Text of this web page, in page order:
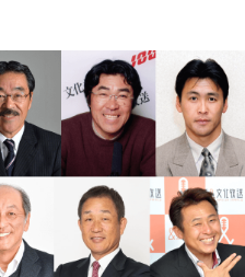
田圭吾率いるCorneliusの登場
、ステージの白い幕に映し
まるのかと思わず息を呑
ンバーたちの装いは黒を基
吾はいつものサングラスを
イ、黒いパンツといった追
ーボード、ギターに堀江博
グ・シンセサイザーとベー
月日を経た今、“帰ってきた
かった町”のまま望郷の存在
震災から14年目の3月11日を
理不尽な災害によって「失
町の、その再生に向けて文
々の思いを聞く。